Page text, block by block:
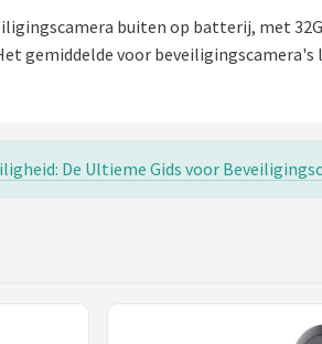
buiten op batterij, met
gemiddelde voor beveiligingscamera's
De Ultieme Gids voor